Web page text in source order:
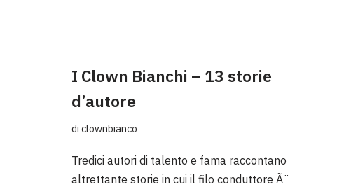
I Clown Bianchi – 13 storie
d’autore
di clownbianco
Tredici autori di talento e fama raccontano
altrettante storie in cui il filo conduttore Ã¨